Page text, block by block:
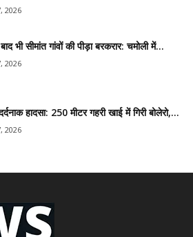
2026
भी सीमांत गांवों की पीड़ा बरकरार: चमोली में...
2026
हादसा: 250 मीटर गहरी खाई में गिरी बोलेरो,...
2026